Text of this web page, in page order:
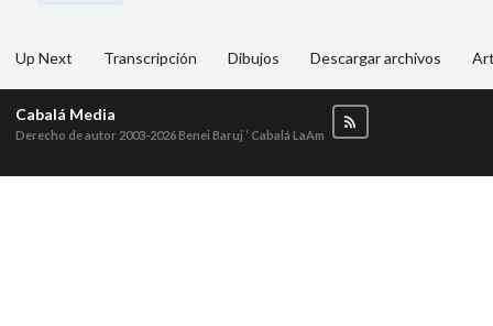
Up Next Transcripción Dibujos Descargar archivos
Cabalá Media
Derecho de autor 2003-2026Benei Baruj ‘ Cabalá LaAm